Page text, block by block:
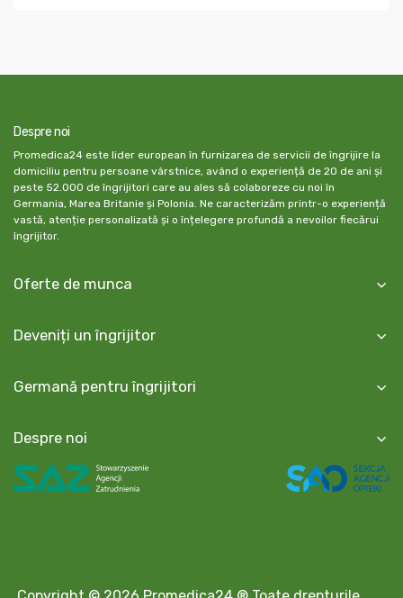
Despre noi
Promedica24 este lider european în furnizarea de servicii de îngrijire la
domiciliu pentru persoane vârstnice, având o experiență de 20 de ani și
peste 52.000 de îngrijitori care au ales să colaboreze cu noi în
Germania, Marea Britanie și Polonia. Ne caracterizăm printr-o experiență
vastă, atenție personalizată și o înțelegere profundă a nevoilor fiecărui
îngrijitor.
Oferte de munca
Deveniți un îngrijitor
Germană pentru îngrijitori
Despre noi